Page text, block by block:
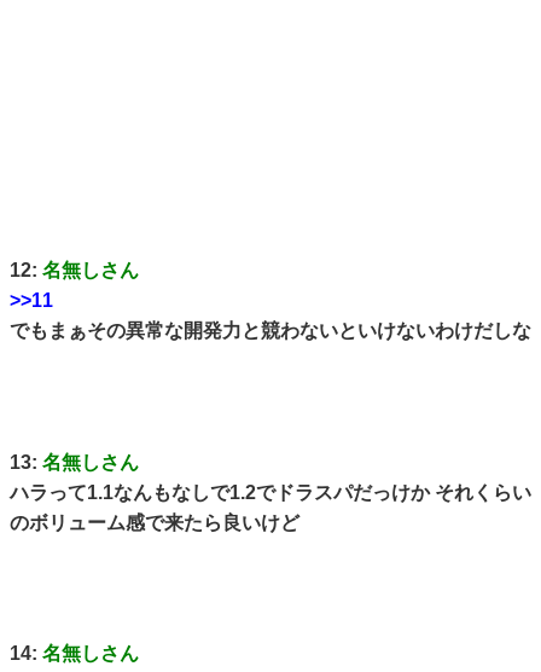
12: 名無しさん
>>11
でもまぁその異常な開発力と競わないといけないわけだしな
13: 名無しさん
ハラって1.1なんもなしで1.2でドラスパだっけか それくらい
のボリューム感で来たら良いけど
14: 名無しさん